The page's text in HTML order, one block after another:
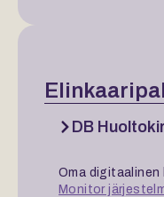
DB
Oma
Monitor